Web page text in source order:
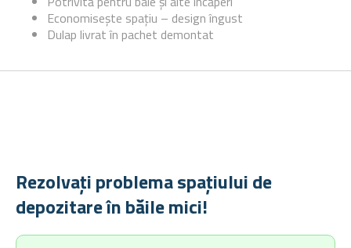
Economisește spațiu – design îngust
Dulap livrat în pachet demontat
Rezolvați problema spațiului de
depozitare în băile mici!